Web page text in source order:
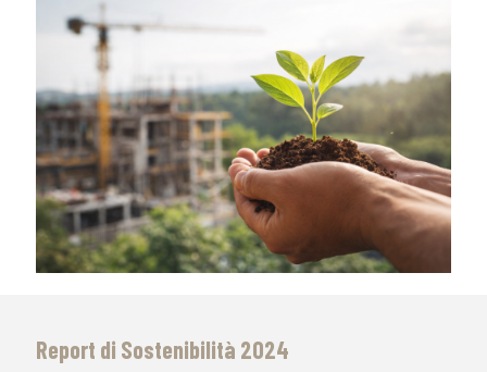
Report di Sostenibilità 2024